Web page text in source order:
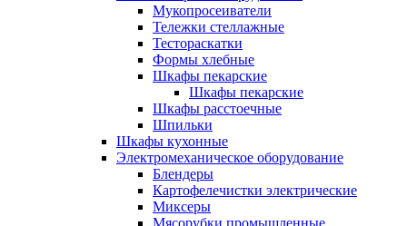
Мукопросеиватели
Тележки стеллажные
Тестораскатки
Формы хлебные
Шкафы пекарские
Шкафы пекарские
Шкафы расстоечные
Шпильки
Шкафы кухонные
Электромеханическое оборудование
Блендеры
Картофелечистки электрические
Миксеры
Мясорубки промышленные